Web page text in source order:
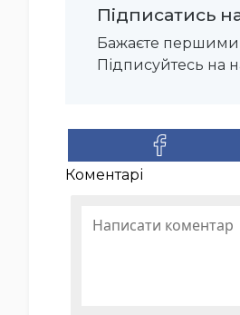
Підписатись
Бажаєте першими
Підписуйтесь на
Коментарі